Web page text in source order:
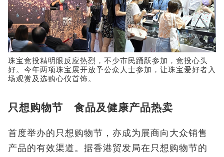
珠宝竞投精明眼反应热烈，不少市民踊跃参加，竞投心头
好。今年两项珠宝展开放予公众人士参加，让珠宝爱好者入
场观赏及选购心仪首饰。
只想购物节 食品及健康产品热卖
首度举办的只想购物节，亦成为展商向大众销售
产品的有效渠道。据香港贸发局在只想购物节的